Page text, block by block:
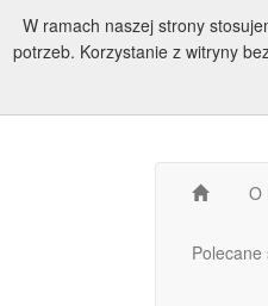
O
Polecane
W ramach naszej strony
potrzeb. Korzystanie z witryny